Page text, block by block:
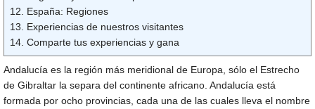
12. España: Regiones
13. Experiencias de nuestros visitantes
14. Comparte tus experiencias y gana
Andalucía es la región más meridional de Europa, sólo el Estrecho
de Gibraltar la separa del continente africano. Andalucía está
formada por ocho provincias, cada una de las cuales lleva el nombre